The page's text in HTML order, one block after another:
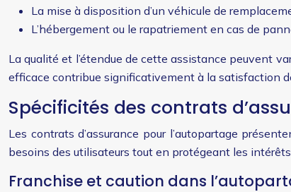
La mise à disposition d’un véhicule de
L’hébergement ou le rapatriement en cas de
La qualité et l’étendue de cette assistance peuvent
efficace contribue significativement à la satisfaction
Spécificités des contrats
Les contrats d’assurance pour l’autopartage
besoins des utilisateurs tout en protégeant les
Franchise et caution dans